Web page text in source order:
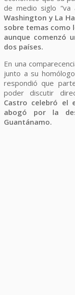
de medio siglo
Washington y La
sobre temas como
aunque comenzó
dos países.
En una
junto a su
respondió que
poder discutir
Castro celebró el
abogó por la
Guantánamo.